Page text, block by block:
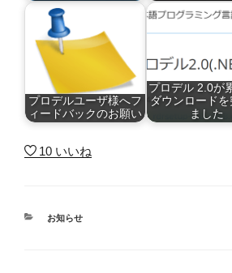
プロデルユーザ様へフ
ィードバックのお願い
プロデル 2.0が
ダウンロードを
ました
10 いいね
カ
お知らせ